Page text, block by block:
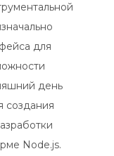
для
день
создания
Node.js.